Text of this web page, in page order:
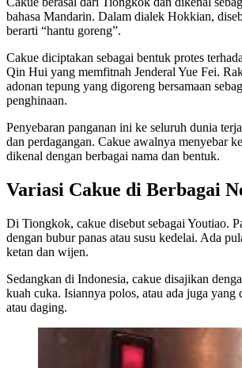
bahasa Mandarin. Dalam dialek Hokkian,
berarti “hantu goreng”.
Cakue diciptakan sebagai bentuk protes
Qin Hui yang memfitnah Jenderal Yue Fei.
adonan tepung yang digoreng bersamaan
penghinaan.
Penyebaran panganan ini ke seluruh dunia
dan perdagangan. Cakue awalnya menyebar
dikenal dengan berbagai nama dan bentuk.
Variasi Cakue di Berbagai
Di Tiongkok, cakue disebut sebagai Youtiao.
dengan bubur panas atau susu kedelai. Ada
ketan dan wijen.
Sedangkan di Indonesia, cakue disajikan
kuah cuka. Isiannya polos, atau ada juga yang
atau daging.